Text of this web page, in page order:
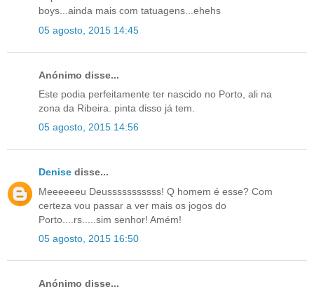
boys...ainda mais com tatuagens...ehehs
05 agosto, 2015 14:45
Anónimo disse...
Este podia perfeitamente ter nascido no Porto, ali na
zona da Ribeira. pinta disso já tem.
05 agosto, 2015 14:56
Denise disse...
Meeeeeeu Deusssssssssss! Q homem é esse? Com
certeza vou passar a ver mais os jogos do
Porto....rs.....sim senhor! Amém!
05 agosto, 2015 16:50
Anónimo disse...